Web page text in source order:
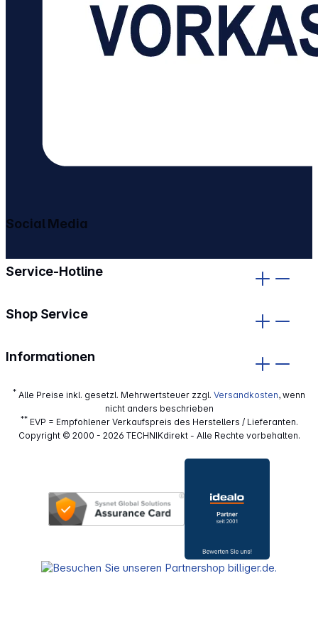
Service-Hotline
Shop Service
Informationen
Social Media
* Alle Preise inkl. gesetzl. Mehrwertsteuer zzgl. Versandkosten, wenn
nicht anders beschrieben
**EVP = Empfohlener Verkaufspreis des Herstellers / Lieferanten.
Copyright © 2000 - 2026 TECHNIKdirekt - Alle Rechte vorbehalten.